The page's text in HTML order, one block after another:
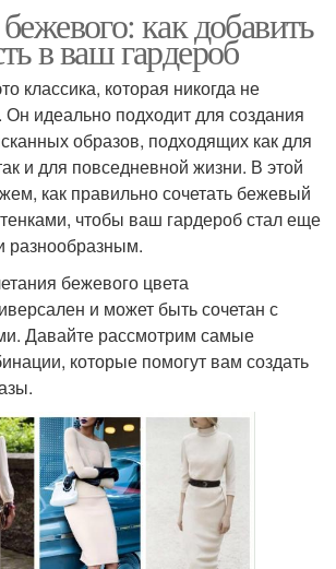
как добавить
в ваш гардероб
классика, которая никогда не
идеально подходит для создания
образов, подходящих как для
и для повседневной жизни. В этой
как правильно сочетать бежевый
чтобы ваш гардероб стал еще
разнообразным.
бежевого цвета
и может быть сочетан с
Давайте рассмотрим самые
которые помогут вам создать